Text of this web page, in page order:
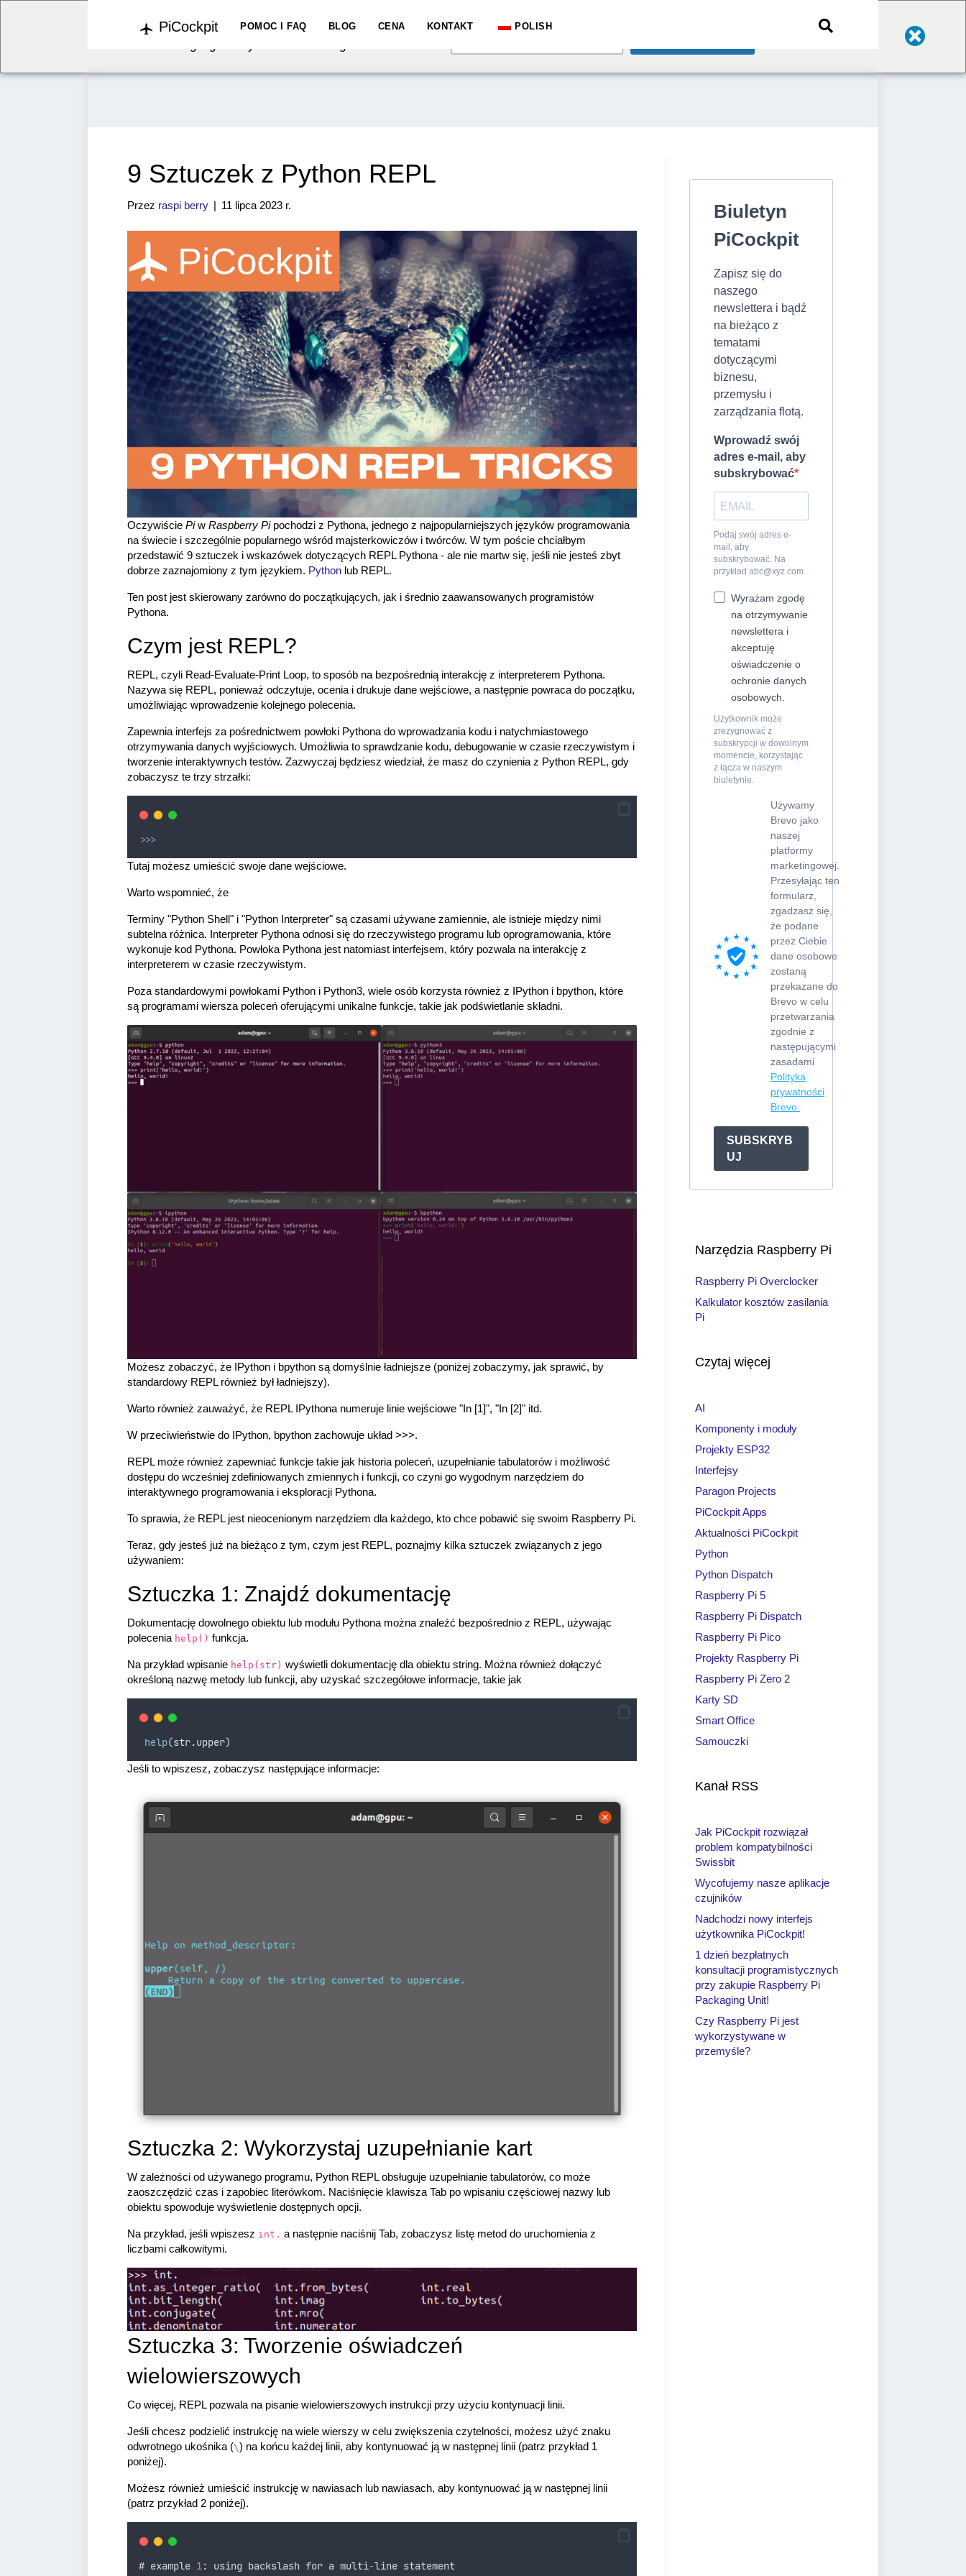
We've detected you might be speaking a different
English
PiCockpit POMOC I FAQ BLOG CENA KONTAKT POLISH
9 Sztuczek z Python REPL
Przez raspi berry | 11 lipca 2023 r.
Oczywiście Piw Raspberry Pi pochodzi z Pythona, jednego z najpopularniejszych języków programowania
na świecie i szczególnie popularnego wśród majsterkowiczów i twórców. W tym poście chciałbym
przedstawić 9 sztuczek i wskazówek dotyczących REPL Pythona - ale nie martw się, jeśli nie jesteś zbyt
dobrze zaznajomiony z tym językiem. Python lub REPL.
Ten post jest skierowany zarówno do początkujących, jak i średnio zaawansowanych programistów
Pythona.
Czym jest REPL?
REPL, czyli Read-Evaluate-Print Loop, to sposób na bezpośrednią interakcję z interpreterem Pythona.
Nazywa się REPL, ponieważ odczytuje, ocenia i drukuje dane wejściowe, a następnie powraca do początku,
umożliwiając wprowadzenie kolejnego polecenia.
Zapewnia interfejs za pośrednictwem powłoki Pythona do wprowadzania kodu i natychmiastowego
otrzymywania danych wyjściowych. Umożliwia to sprawdzanie kodu, debugowanie w czasie rzeczywistym i
tworzenie interaktywnych testów. Zazwyczaj będziesz wiedział, że masz do czynienia z Python REPL, gdy
zobaczysz te trzy strzałki:
>>>
Tutaj możesz umieścić swoje dane wejściowe.
Warto wspomnieć, że
Terminy "Python Shell" i "Python Interpreter" są czasami używane zamiennie, ale istnieje między nimi
subtelna różnica. Interpreter Pythona odnosi się do rzeczywistego programu lub oprogramowania, które
wykonuje kod Pythona. Powłoka Pythona jest natomiast interfejsem, który pozwala na interakcję z
interpreterem w czasie rzeczywistym.
Poza standardowymi powłokami Python i Python3, wiele osób korzysta również z IPython i bpython, które
są programami wiersza poleceń oferującymi unikalne funkcje, takie jak podświetlanie składni.
Możesz zobaczyć, że IPython i bpython są domyślnie ładniejsze (poniżej zobaczymy, jak sprawić, by
standardowy REPL również był ładniejszy).
Warto również zauważyć, że REPL IPythona numeruje linie wejściowe "In [1]", "In [2]" itd.
W przeciwieństwie do IPython, bpython zachowuje układ >>>.
REPL może również zapewniać funkcje takie jak historia poleceń, uzupełnianie tabulatorów i możliwość
dostępu do wcześniej zdefiniowanych zmiennych i funkcji, co czyni go wygodnym narzędziem do
interaktywnego programowania i eksploracji Pythona.
To sprawia, że REPL jest nieocenionym narzędziem dla każdego, kto chce pobawić się swoim Raspberry Pi.
Teraz, gdy jesteś już na bieżąco z tym, czym jest REPL, poznajmy kilka sztuczek związanych z jego
używaniem:
Sztuczka 1: Znajdź dokumentację
Dokumentację dowolnego obiektu lub modułu Pythona można znaleźć bezpośrednio z REPL, używając
polecenia help() funkcja.
Na przykład wpisanie help(str) wyświetli dokumentację dla obiektu string. Można również dołączyć
określoną nazwę metody lub funkcji, aby uzyskać szczegółowe informacje, takie jak
help(str.upper)
Jeśli to wpiszesz, zobaczysz następujące informacje:
Sztuczka 2: Wykorzystaj uzupełnianie kart
W zależności od używanego programu, Python REPL obsługuje uzupełnianie tabulatorów, co może
zaoszczędzić czas i zapobiec literówkom. Naciśnięcie klawisza Tab po wpisaniu częściowej nazwy lub
obiektu spowoduje wyświetlenie dostępnych opcji.
Na przykład, jeśli wpiszesz int. a następnie naciśnij Tab, zobaczysz listę metod do uruchomienia z
liczbami całkowitymi.
Sztuczka 3: Tworzenie oświadczeń
wielowierszowych
Co więcej, REPL pozwala na pisanie wielowierszowych instrukcji przy użyciu kontynuacji linii.
Jeśli chcesz podzielić instrukcję na wiele wierszy w celu zwiększenia czytelności, możesz użyć znaku
odwrotnego ukośnika (\) na końcu każdej linii, aby kontynuować ją w następnej linii (patrz przykład 1
poniżej).
Możesz również umieścić instrukcję w nawiasach lub nawiasach, aby kontynuować ją w następnej linii
(patrz przykład 2 poniżej).
# example 1: using backslash for a multi-line statement
Biuletyn
PiCockpit
Zapisz się do
naszego
newslettera i bądź
na bieżąco z
tematami
dotyczącymi
biznesu,
przemysłu i
zarządzania flotą.
Wprowadź swój
adres e-mail, aby
subskrybować
Podaj swój adres e-
mail, aby
subskrybować. Na
przykład abc@xyz.com
Wyrażam zgodę
na otrzymywanie
newslettera i
akceptuję
oświadczenie o
ochronie danych
osobowych.
Użytkownik może
zrezygnować z
subskrypcji w dowolnym
momencie, korzystając
z łącza w naszym
biuletynie.
Używamy
Brevo jako
naszej
platformy
marketingowej.
Przesyłając ten
formularz,
zgadzasz się,
że podane
przez Ciebie
dane osobowe
zostaną
przekazane do
Brevo w celu
przetwarzania
zgodnie z
następującymi
zasadami
Polityka
prywatności
Brevo.
SUBSKRYB
UJ
Narzędzia Raspberry Pi
Raspberry Pi Overclocker
Kalkulator kosztów zasilania
Pi
Czytaj więcej
AI
Komponenty i moduły
Projekty ESP32
Interfejsy
Paragon Projects
PiCockpit Apps
Aktualności PiCockpit
Python
Python Dispatch
Raspberry Pi 5
Raspberry Pi Dispatch
Raspberry Pi Pico
Projekty Raspberry Pi
Raspberry Pi Zero 2
Karty SD
Smart Office
Samouczki
Kanał RSS
Jak PiCockpit rozwiązał
problem kompatybilności
Swissbit
Wycofujemy nasze aplikacje
czujników
Nadchodzi nowy interfejs
użytkownika PiCockpit!
1 dzień bezpłatnych
konsultacji programistycznych
przy zakupie Raspberry Pi
Packaging Unit!
Czy Raspberry Pi jest
wykorzystywane w
przemyśle?